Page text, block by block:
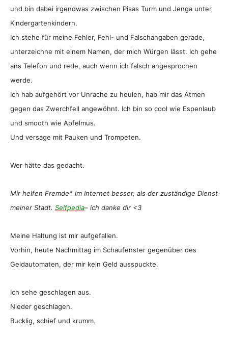
und bin dabei irgendwas zwischen Pisas Turm und Jenga unter
Kindergartenkindern.
Ich stehe für meine Fehler, Fehl- und Falschangaben gerade,
unterzeichne mit einem Namen, der mich Würgen lässt. Ich gehe
ans Telefon und rede, auch wenn ich falsch angesprochen
werde.
Ich hab aufgehört vor Unrache zu heulen, hab mir das Atmen
gegen das Zwerchfell angewöhnt. Ich bin so cool wie Espenlaub
und smooth wie Apfelmus.
Und versage mit Pauken und Trompeten.
Wer hätte das gedacht.
Mir helfen Fremde* im Internet besser, als der zuständige Dienst
meiner Stadt. Selfpedia– ich danke dir <3
Meine Haltung ist mir aufgefallen.
Vorhin, heute Nachmittag im Schaufenster gegenüber des
Geldautomaten, der mir kein Geld ausspuckte.
Ich sehe geschlagen aus.
Nieder geschlagen.
Bucklig, schief und krumm.